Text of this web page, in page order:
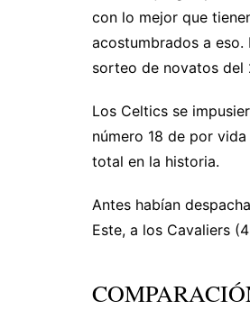
con lo mejor que
acostumbrados a
sorteo de novatos del
Los Celtics se
número 18 de por
total en la historia.
Antes habían
Este, a los Cavaliers